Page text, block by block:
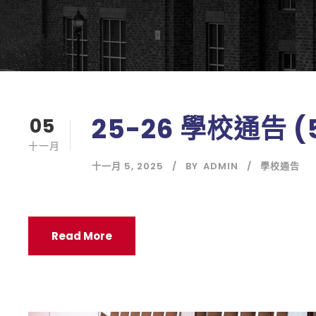
05
十一月 25-26 學校通告
十一月 5, 2025 BY ADMIN 學校通告
Read More